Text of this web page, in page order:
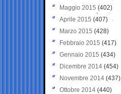
Maggio 2015 (402)
Aprile 2015 (407)
Marzo 2015 (428)
Febbraio 2015 (417)
Gennaio 2015 (434)
Dicembre 2014 (454)
Novembre 2014 (437)
Ottobre 2014 (440)